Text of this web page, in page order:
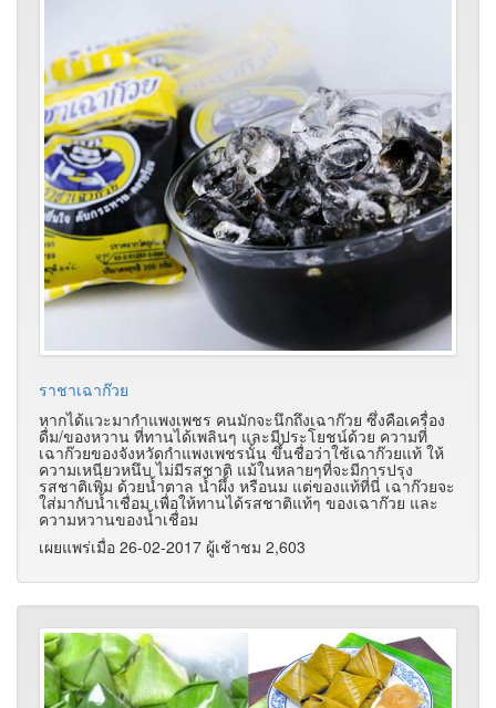
ราชาเฉาก๊วย
หากได้แวะมากำแพงเพชร คนมักจะนึกถึงเฉาก๊วย ซึ่งคือเครื่อง
ดื่ม/ของหวาน ที่ทานได้เพลินๆ และมีประโยชน์ด้วย ความที่
เฉาก๊วยของจังหวัดกำแพงเพชรนั้น ขึ้นชื่อว่าใช้เฉาก๊วยแท้ ให้
ความเหนียวหนึบ ไม่มีรสชาติ แม้ในหลายๆที่จะมีการปรุง
รสชาติเพิ่ม ด้วยน้ำตาล น้ำผึ้ง หรือนม แต่ของแท้ที่นี่ เฉาก๊วยจะ
ใส่มากับน้ำเชื่อม เพื่อให้ทานได้รสชาติแท้ๆ ของเฉาก๊วย และ
ความหวานของน้ำเชื่อม
เผยแพร่เมื่อ 26-02-2017 ผู้เช้าชม 2,603